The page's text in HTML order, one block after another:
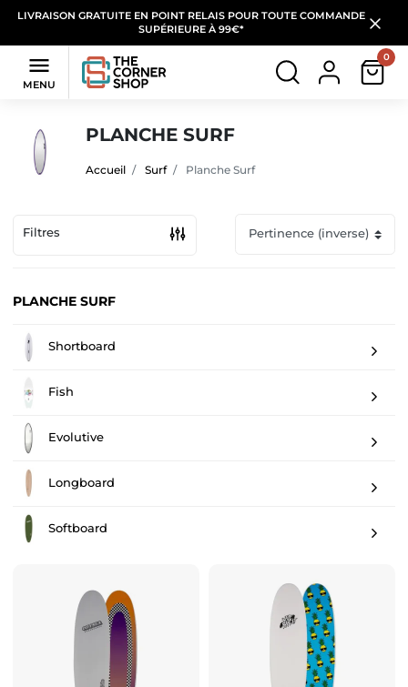
LIVRAISON GRATUITE EN POINT RELAIS POUR TOUTE COMMANDE
SUPÉRIEURE À 99€*

MENU
0
PLANCHE SURF
Accueil Surf Planche Surf
Filtres
PLANCHE SURF
Shortboard
Fish
Evolutive
Longboard
Softboard